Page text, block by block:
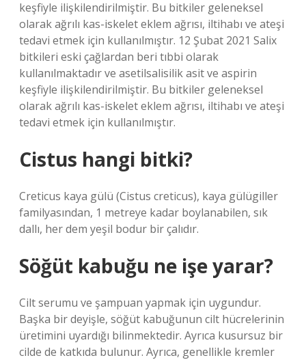
keşfiyle ilişkilendirilmiştir. Bu bitkiler geleneksel
olarak ağrılı kas-iskelet eklem ağrısı, iltihabı ve ateşi
tedavi etmek için kullanılmıştır. 12 Şubat 2021 Salix
bitkileri eski çağlardan beri tıbbi olarak
kullanılmaktadır ve asetilsalisilik asit ve aspirin
keşfiyle ilişkilendirilmiştir. Bu bitkiler geleneksel
olarak ağrılı kas-iskelet eklem ağrısı, iltihabı ve ateşi
tedavi etmek için kullanılmıştır.
Cistus hangi bitki?
Creticus kaya gülü (Cistus creticus), kaya gülügiller
familyasından, 1 metreye kadar boylanabilen, sık
dallı, her dem yeşil bodur bir çalıdır.
Söğüt kabuğu ne işe yarar?
Cilt serumu ve şampuan yapmak için uygundur.
Başka bir deyişle, söğüt kabuğunun cilt hücrelerinin
üretimini uyardığı bilinmektedir. Ayrıca kusursuz bir
cilde de katkıda bulunur. Ayrıca, genellikle kremler